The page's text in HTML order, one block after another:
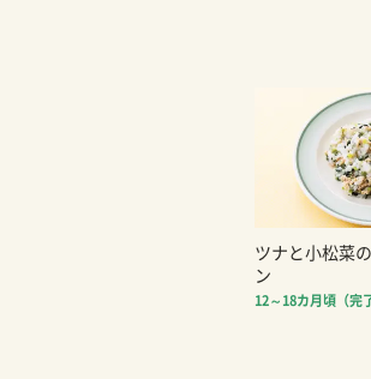
ツナと小松菜
ン
12～18カ月頃（完